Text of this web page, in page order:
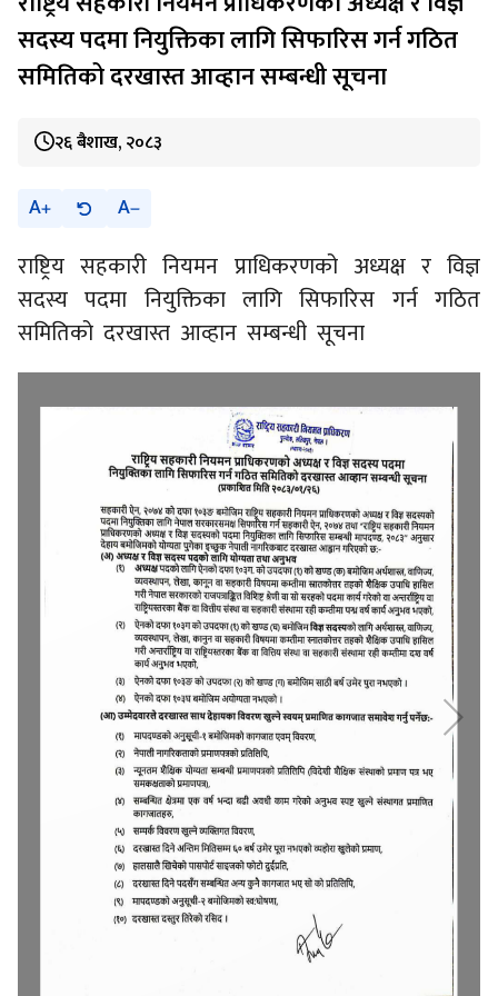
सदस्य पदमा नियुक्तिका लागि सिफारिस गर्न गठित
समितिको दरखास्त आव्हान सम्बन्धी सूचना
२६ बैशाख, २०८३
A A
राष्ट्रिय सहकारी नियमन प्राधिकरणको अध्यक्ष र विज्ञ
सदस्य पदमा नियुक्तिका लागि सिफारिस गर्न गठित
समितिको दरखास्त आव्हान सम्बन्धी सूचना